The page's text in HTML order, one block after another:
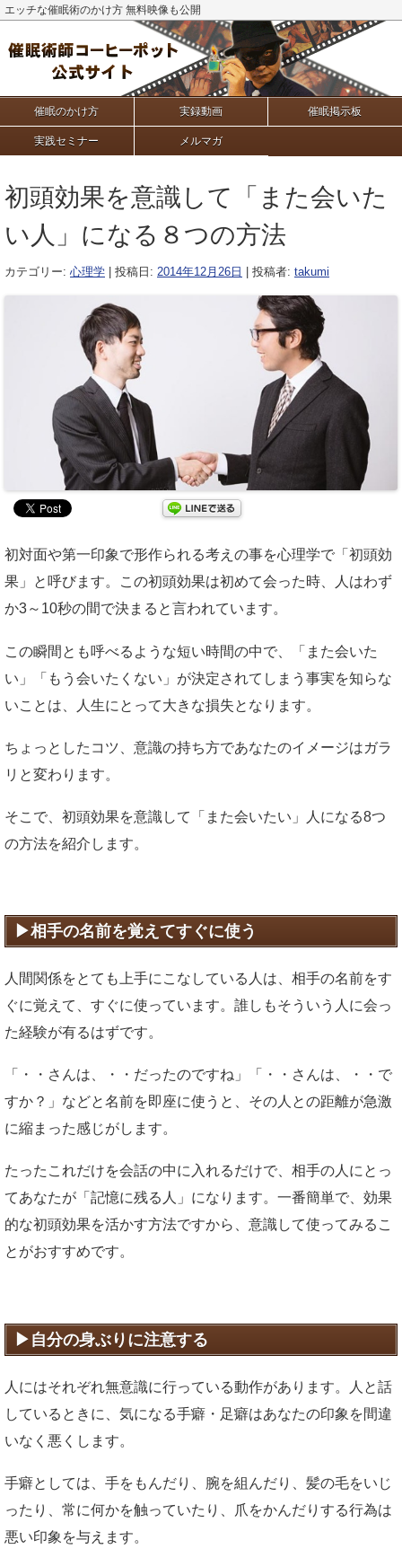
エッチな催眠術のかけ方 無料映像も公開
催眠のかけ方 実録動画 催眠掲示板
実践セミナー メルマガ
初頭効果を意識して「また会いた
い人」になる８つの方法
カテゴリー: 心理学 | 投稿日: 2014年12月26日 投稿者: takumi
初対面や第一印象で形作られる考えの事を心理学で「初頭効
果」と呼びます。この初頭効果は初めて会った時、人はわず
か3～10秒の間で決まると言われています。
この瞬間とも呼べるような短い時間の中で、「また会いた
い」「もう会いたくない」が決定されてしまう事実を知らな
いことは、人生にとって大きな損失となります。
ちょっとしたコツ、意識の持ち方であなたのイメージはガラ
リと変わります。
そこで、初頭効果を意識して「また会いたい」人になる8つ
の方法を紹介します。
相手の名前を覚えてすぐに使う
人間関係をとても上手にこなしている人は、相手の名前をす
ぐに覚えて、すぐに使っています。誰しもそういう人に会っ
た経験が有るはずです。
「・・さんは、・・だったのですね」「・・さんは、・・で
すか？」などと名前を即座に使うと、その人との距離が急激
に縮まった感じがします。
たったこれだけを会話の中に入れるだけで、相手の人にとっ
てあなたが「記憶に残る人」になります。一番簡単で、効果
的な初頭効果を活かす方法ですから、意識して使ってみるこ
とがおすすめです。
自分の身ぶりに注意する
人にはそれぞれ無意識に行っている動作があります。人と話
しているときに、気になる手癖・足癖はあなたの印象を間違
いなく悪くします。
手癖としては、手をもんだり、腕を組んだり、髪の毛をいじ
ったり、常に何かを触っていたり、爪をかんだりする行為は
悪い印象を与えます。